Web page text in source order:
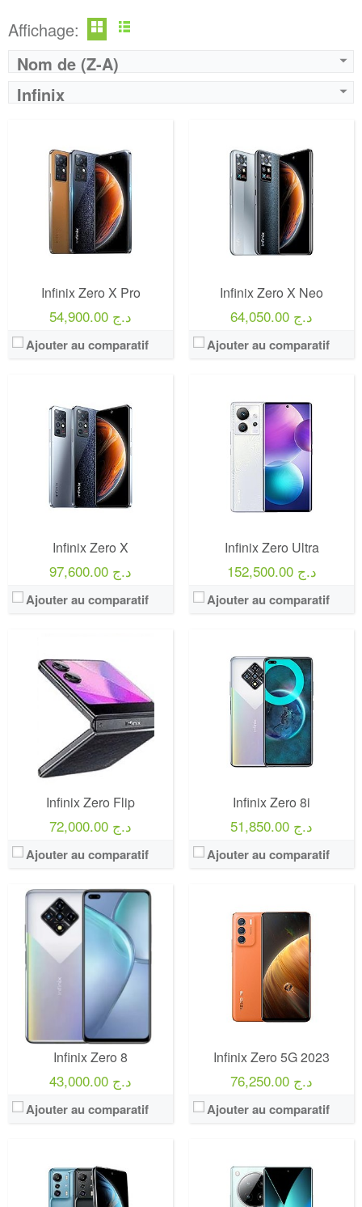
Affichage:
Nom de (Z-A)
Infinix
Infinix Zero X Pro
54,900.00 د.ج
Ajouter au comparatif
Infinix Zero X Neo
64,050.00 د.ج
Ajouter au comparatif
Infinix Zero X
97,600.00 د.ج
Ajouter au comparatif
Infinix Zero Ultra
152,500.00 د.ج
Ajouter au comparatif
Infinix Zero Flip
72,000.00 د.ج
Ajouter au comparatif
Infinix Zero 8i
51,850.00 د.ج
Ajouter au comparatif
Infinix Zero 8
43,000.00 د.ج
Ajouter au comparatif
Infinix Zero 5G 2023
76,250.00 د.ج
Ajouter au comparatif